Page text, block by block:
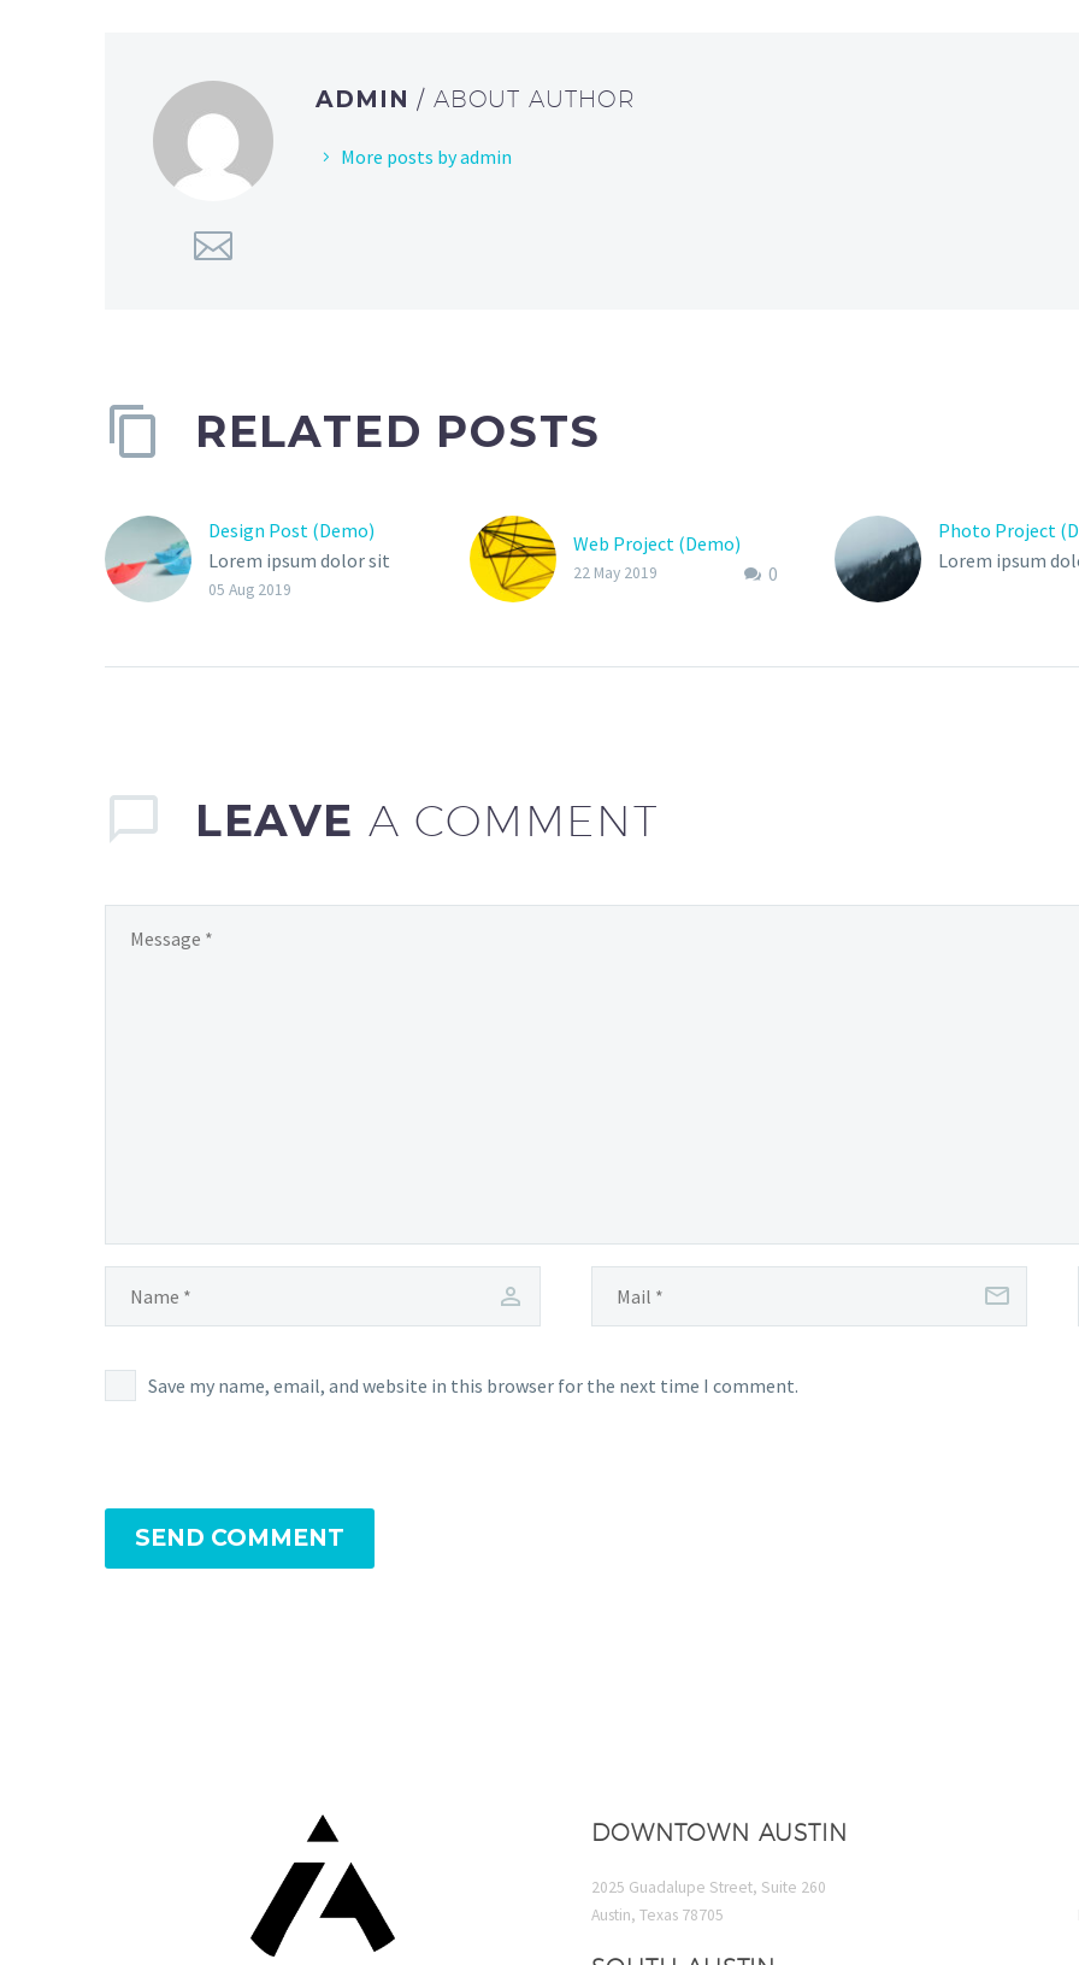
ADMIN / ABOUT AUTHOR
More posts by admin
RELATED POSTS
Design Post (Demo)
Lorem ipsum dolor sit
amet, consectetur adi
05 Aug 2019
Web Project (Demo)
0
22 May 2019
Photo Project
Lorem ipsum
LEAVE A COMMENT
Save my name, email, and website in this browser for the next time I comment.
SEND COMMENT
DOWNTOWN AUSTIN
2025 Guadalupe Street, Suite 260
Austin, Texas 78705